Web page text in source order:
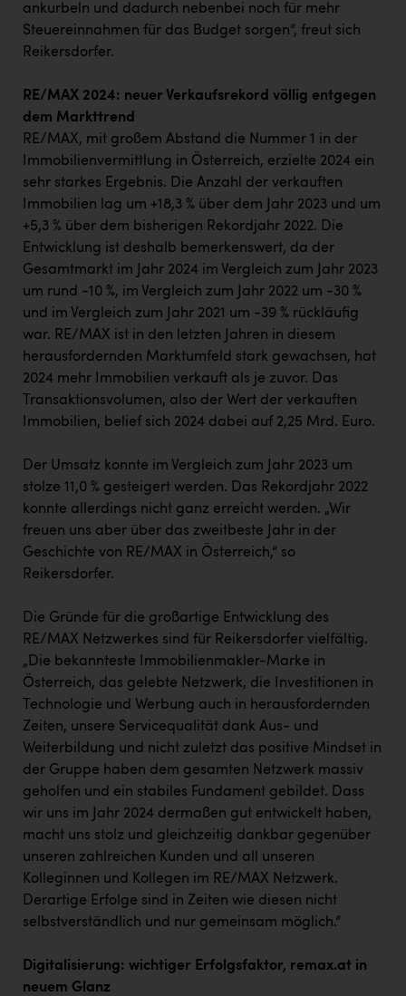
ankurbeln und dadurch nebenbei noch für mehr
Steuereinnahmen für das Budget sorgen“, freut sich
Reikersdorfer.
RE/MAX 2024: neuer Verkaufsrekord völlig entgegen
dem Markttrend
RE/MAX, mit großem Abstand die Nummer 1 in der
Immobilienvermittlung in Österreich, erzielte 2024 ein
sehr starkes Ergebnis. Die Anzahl der verkauften
Immobilien lag um +18,3 % über dem Jahr 2023 und um
+5,3 % über dem bisherigen Rekordjahr 2022. Die
Entwicklung ist deshalb bemerkenswert, da der
Gesamtmarkt im Jahr 2024 im Vergleich zum Jahr 2023
um rund -10 %, im Vergleich zum Jahr 2022 um -30 %
und im Vergleich zum Jahr 2021 um -39 % rückläufig
war. RE/MAX ist in den letzten Jahren in diesem
herausfordernden Marktumfeld stark gewachsen, hat
2024 mehr Immobilien verkauft als je zuvor. Das
Transaktionsvolumen, also der Wert der verkauften
Immobilien, belief sich 2024 dabei auf 2,25 Mrd. Euro.
Der Umsatz konnte im Vergleich zum Jahr 2023 um
stolze 11,0 % gesteigert werden. Das Rekordjahr 2022
konnte allerdings nicht ganz erreicht werden. „Wir
freuen uns aber über das zweitbeste Jahr in der
Geschichte von RE/MAX in Österreich,“ so
Reikersdorfer.
Die Gründe für die großartige Entwicklung des
RE/MAX Netzwerkes sind für Reikersdorfer vielfältig.
„Die bekannteste Immobilienmakler-Marke in
Österreich, das gelebte Netzwerk, die Investitionen in
Technologie und Werbung auch in herausfordernden
Zeiten, unsere Servicequalität dank Aus- und
Weiterbildung und nicht zuletzt das positive Mindset in
der Gruppe haben dem gesamten Netzwerk massiv
geholfen und ein stabiles Fundament gebildet. Dass
wir uns im Jahr 2024 dermaßen gut entwickelt haben,
macht uns stolz und gleichzeitig dankbar gegenüber
unseren zahlreichen Kunden und all unseren
Kolleginnen und Kollegen im RE/MAX Netzwerk.
Derartige Erfolge sind in Zeiten wie diesen nicht
selbstverständlich und nur gemeinsam möglich.“
Digitalisierung: wichtiger Erfolgsfaktor, remax.at in
neuem Glanz